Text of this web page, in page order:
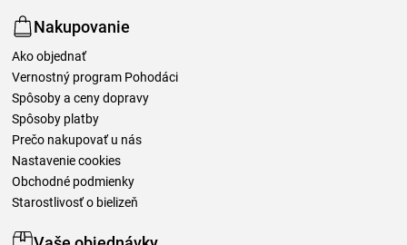
Nakupovanie
Ako objednať
Vernostný program Pohodáci
Spôsoby a ceny dopravy
Spôsoby platby
Prečo nakupovať u nás
Nastavenie cookies
Obchodné podmienky
Starostlivosť o bielizeň